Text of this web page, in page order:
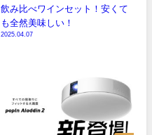
飲み比べワインセット！安くて
も全然美味しい！
2025.04.07